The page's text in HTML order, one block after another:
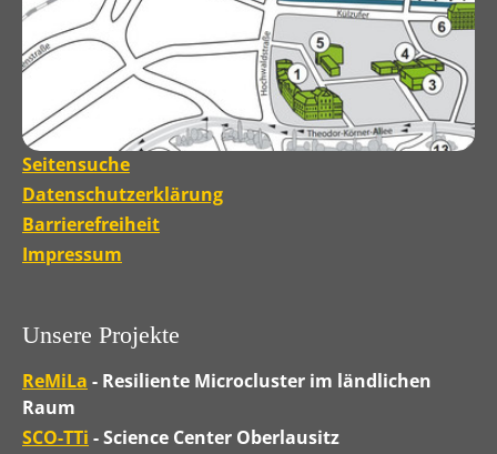
Seitensuche
Datenschutzerklärung
Barrierefreiheit
Impressum
Unsere Projekte
ReMiLa - Resiliente Microcluster im ländlichen
Raum
SCO-TTi - Science Center Oberlausitz